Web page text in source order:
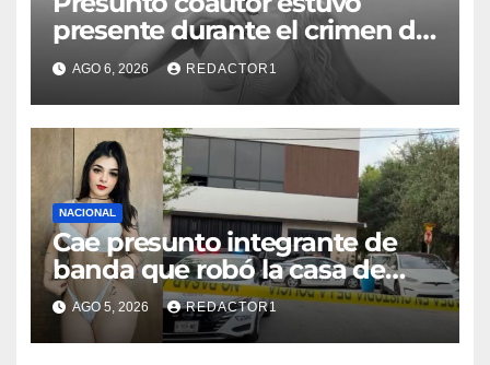
presente durante el crimen de
Valeria Márquez: Fiscalía
AGO 6, 2026 REDACTOR1
NACIONAL
Cae presunto integrante de
banda que robó la casa de
Karely Ruiz
AGO 5, 2026 REDACTOR1